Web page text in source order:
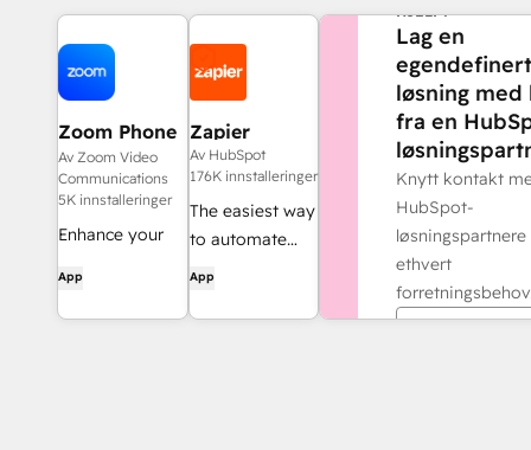
Zoom Phone
for HubSpot
Av Zoom Video
Communications
5K innstalleringer
Enhance your
experience and
streamline your
App
Zapier
Av HubSpot
176K innstalleringer
The easiest way
to automate
and connect
8,000+ apps
App
HJELP?
Lag en
egendefinert
løsning med
fra en
Knytt kontakt
HubSpot-
ethvert